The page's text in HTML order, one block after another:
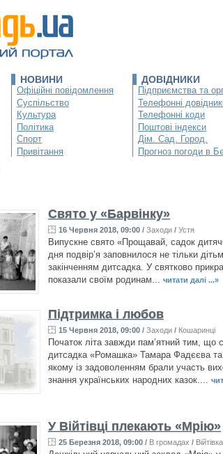
НОВИНИ
Офіційні повідомлення
Суспільство
Культура
Політика
Спорт
Привітання
ДОВІДНИКИ
Підприємства та
Телефонні
Телефонні коди
Поштові індекси
Дім. Сад. Город.
Прогноз погоди в
Свято у «Барвінку»
16 Червня 2018, 09:00 / Заходи / Устя
Випускне свято «Прощавай, садок
дня подвір’я заповнилося не тільки
закінченням дитсадка. У святково
показали своїм родинам... читати далі ...»
Підтримка і любов
15 Червня 2018, 09:00 / Заходи / Кошаринці
Початок літа завжди пам’ятний тим, що
дитсадка «Ромашка» Тамара Фадєєва та
якому із задоволенням брали участь
знання українських народних казок....
У Війтівці плекають «Мрію»
25 Березня 2018, 09:00 / В громадах / Війтівка